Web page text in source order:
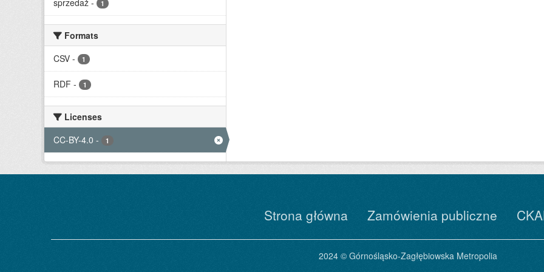
1
Formats
CSV - 1
RDF - 1
Licenses
CC-BY-4.0 - 1
Strona główna Zamówienia publiczne
2024 © Górnośląsko-Zagłębiowska Metropolia